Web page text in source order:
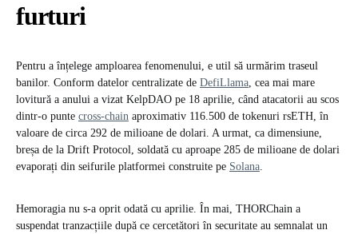
furturi
Pentru a înțelege amploarea fenomenului, e util să urmărim traseul
banilor. Conform datelor centralizate de DefiLlama, cea mai mare
lovitură a anului a vizat KelpDAO pe 18 aprilie, când atacatorii au scos
dintr-o punte cross-chain aproximativ 116.500 de tokenuri rsETH, în
valoare de circa 292 de milioane de dolari. A urmat, ca dimensiune,
breșa de la Drift Protocol, soldată cu aproape 285 de milioane de dolari
evaporați din seifurile platformei construite pe Solana.
Hemoragia nu s-a oprit odată cu aprilie. În mai, THORChain a
suspendat tranzacțiile după ce cercetători în securitate au semnalat un